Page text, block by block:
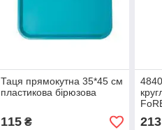
Таця прямокутна 35*45 см
пластикова бірюзова
115₴